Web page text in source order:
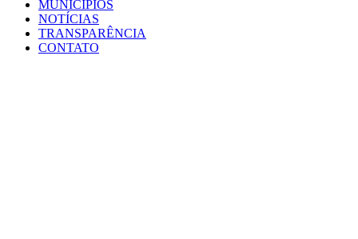
MUNICÍPIOS
NOTÍCIAS
TRANSPARÊNCIA
CONTATO